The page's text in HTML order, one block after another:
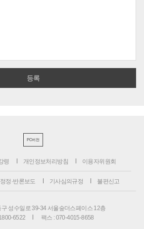
PC버전
령 개인정보처리방침 이용자위원회
정정·반론보도 기사심의규정 불편신고
성수일로 39-34 서울숲더스페이스 12층
6522
팩스 : 070-4015-8658